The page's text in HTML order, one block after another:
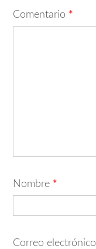
Comentario *
Nombre *
Correo electrónico